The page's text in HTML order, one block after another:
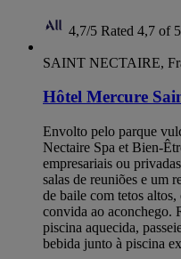
4,7/5 Rated 4,7 of 5
SAINT NECTAIRE,
Hôtel Mercure
Envolto pelo parque
Nectaire Spa et Bien-
empresariais ou
salas de reuniões e um
de baile com tetos
convida ao aconchego.
piscina aquecida,
bebida junto à piscina